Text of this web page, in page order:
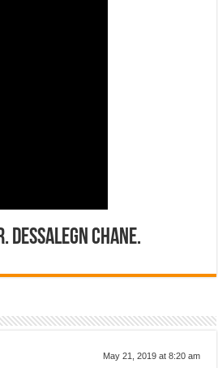
Dessalegn Chane.
May 21, 2019 at 8:20 am